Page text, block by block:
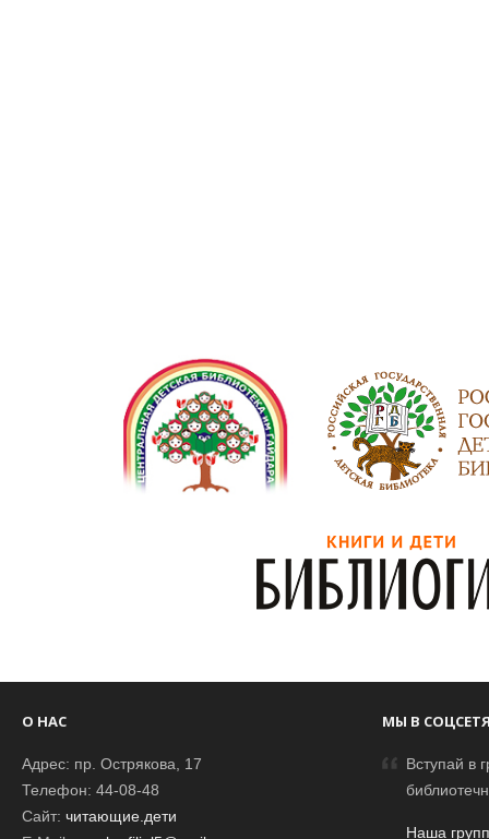
О НАС
Адрес: пр. Острякова, 17
Телефон: 44-08-48
Сайт: читающие.дети
МЫ В
Вступай в
Наша